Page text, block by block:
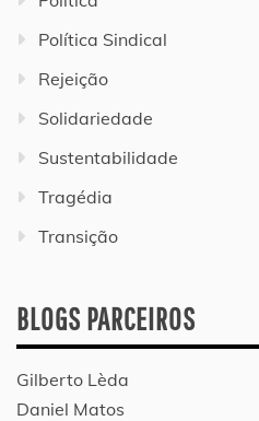
Política Sindical
Rejeição
Solidariedade
Sustentabilidade
Tragédia
Transição
BLOGS PARCEIROS
Gilberto Lèda
Daniel Matos